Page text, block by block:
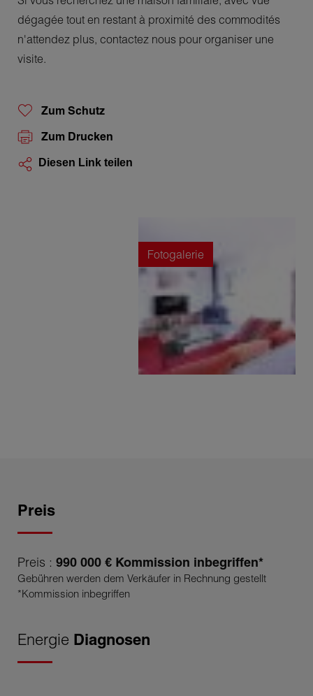
dégagée tout en restant à proximité des commodités
n'attendez plus, contactez nous pour organiser une
visite.
Zum Schutz
Zum Drucken
Diesen Link teilen
Fotogalerie
Preis
Preis : 990 000 € Kommission inbegriffen*
Gebühren werden dem Verkäufer in Rechnung gestellt
*Kommission inbegriffen
Energie Diagnosen